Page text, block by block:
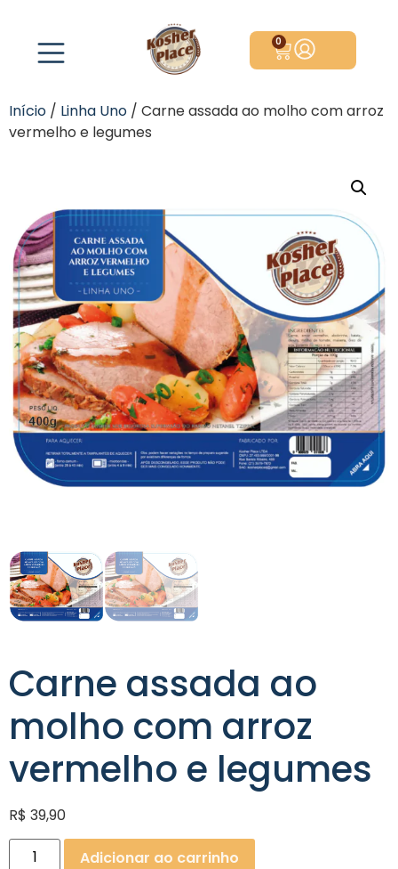
0
Início / Linha Uno / Carne assada ao molho com arroz
vermelho e legumes
Carne assada ao
molho com arroz
vermelho e legumes
R$ 39,90
Adicionar ao carrinho